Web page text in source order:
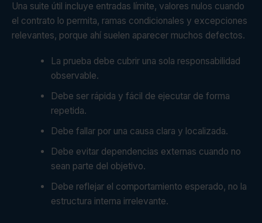
Una suite útil incluye entradas límite, valores nulos cuando
el contrato lo permita, ramas condicionales y excepciones
relevantes, porque ahí suelen aparecer muchos defectos.
La prueba debe cubrir una sola responsabilidad
observable.
Debe ser rápida y fácil de ejecutar de forma
repetida.
Debe fallar por una causa clara y localizada.
Debe evitar dependencias externas cuando no
sean parte del objetivo.
Debe reflejar el comportamiento esperado, no la
estructura interna irrelevante.